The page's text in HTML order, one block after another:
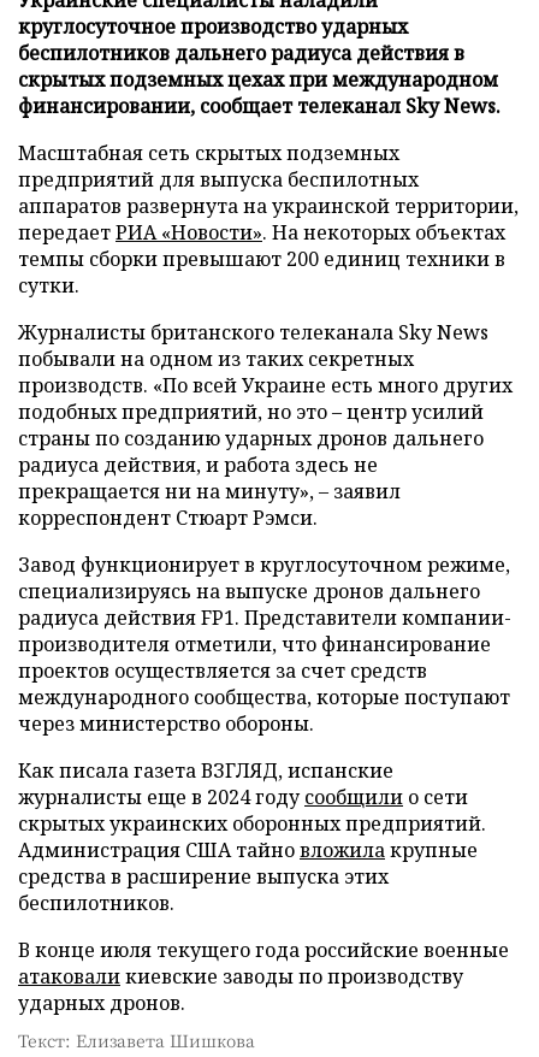
круглосуточное производство ударных
беспилотников дальнего радиуса действия в
скрытых подземных цехах при международном
финансировании, сообщает телеканал Sky News.
Масштабная сеть скрытых подземных
предприятий для выпуска беспилотных
аппаратов развернута на украинской территории,
передаетРИА «Новости». На некоторых объектах
темпы сборки превышают 200 единиц техники в
сутки.
Журналисты британского телеканала Sky News
побывали на одном из таких секретных
производств. «По всей Украине есть много других
подобных предприятий, но это – центр усилий
страны по созданию ударных дронов дальнего
радиуса действия, и работа здесь не
прекращается ни на минуту», – заявил
корреспондент Стюарт Рэмси.
Завод функционирует в круглосуточном режиме,
специализируясь на выпуске дронов дальнего
радиуса действия FP1. Представители компании-
производителя отметили, что финансирование
проектов осуществляется за счет средств
международного сообщества, которые поступают
через министерство обороны.
Как писала газета ВЗГЛЯД, испанские
журналисты еще в 2024 годусообщили о сети
скрытых украинских оборонных предприятий.
Администрация США тайновложилакрупные
средства в расширение выпуска этих
беспилотников.
В конце июля текущего года российские военные
атаковаликиевские заводы по производству
ударных дронов.
Текст: Елизавета Шишкова